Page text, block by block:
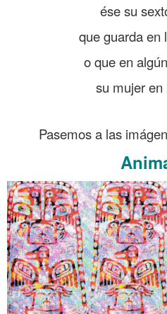
ése su
que guarda en
o que en
su mujer en
Pasemos a las